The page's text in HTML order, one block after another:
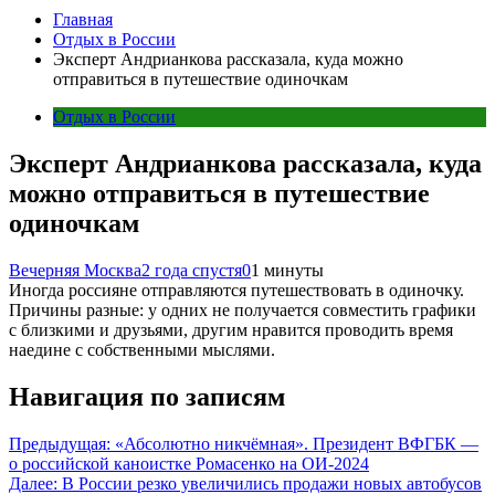
Главная
Отдых в России
Эксперт Андрианкова рассказала, куда можно
отправиться в путешествие одиночкам
Отдых в России
Эксперт Андрианкова рассказала, куда
можно отправиться в путешествие
одиночкам
Вечерняя Москва2 года спустя01 минуты
Иногда россияне отправляются путешествовать в одиночку.
Причины разные: у одних не получается совместить графики
с близкими и друзьями, другим нравится проводить время
наедине с собственными мыслями.
Навигация по записям
Предыдущая: «Абсолютно никчёмная». Президент ВФГБК —
о российской каноистке Ромасенко на ОИ-2024
Далее: В России резко увеличились продажи новых автобусов